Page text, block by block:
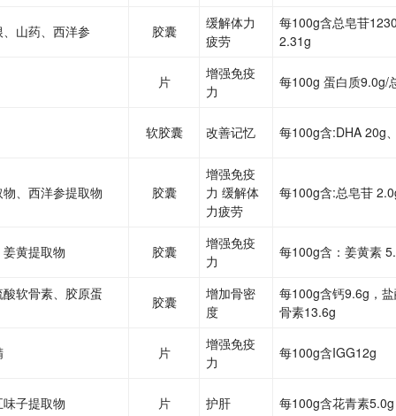
山药、西洋参 胶囊
缓解体力
疲劳
每100g含总皂苷
2.31g
片
增强免疫
力
每100g 蛋白质9.0g/
软胶囊 改善记忆 每100g含:DHA 20g
、西洋参提取物 胶囊
增强免疫
力 缓解体
力疲劳
每100g含:总皂苷
黄提取物 胶囊
增强免疫
力
每100g含：姜黄素
软骨素、胶原蛋 胶囊
增加骨密
度
每100g含钙9.6g，
骨素13.6g
片
增强免疫
力
每100g含IGG12g
子提取物 片 护肝 每100g含花青素